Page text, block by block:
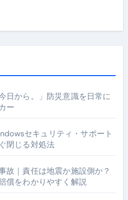
日から。」防災意識を日常に
ー
セキュリティ・サポート
閉じる対処法
故｜責任は地震か施設側か？
償をわかりやすく解説